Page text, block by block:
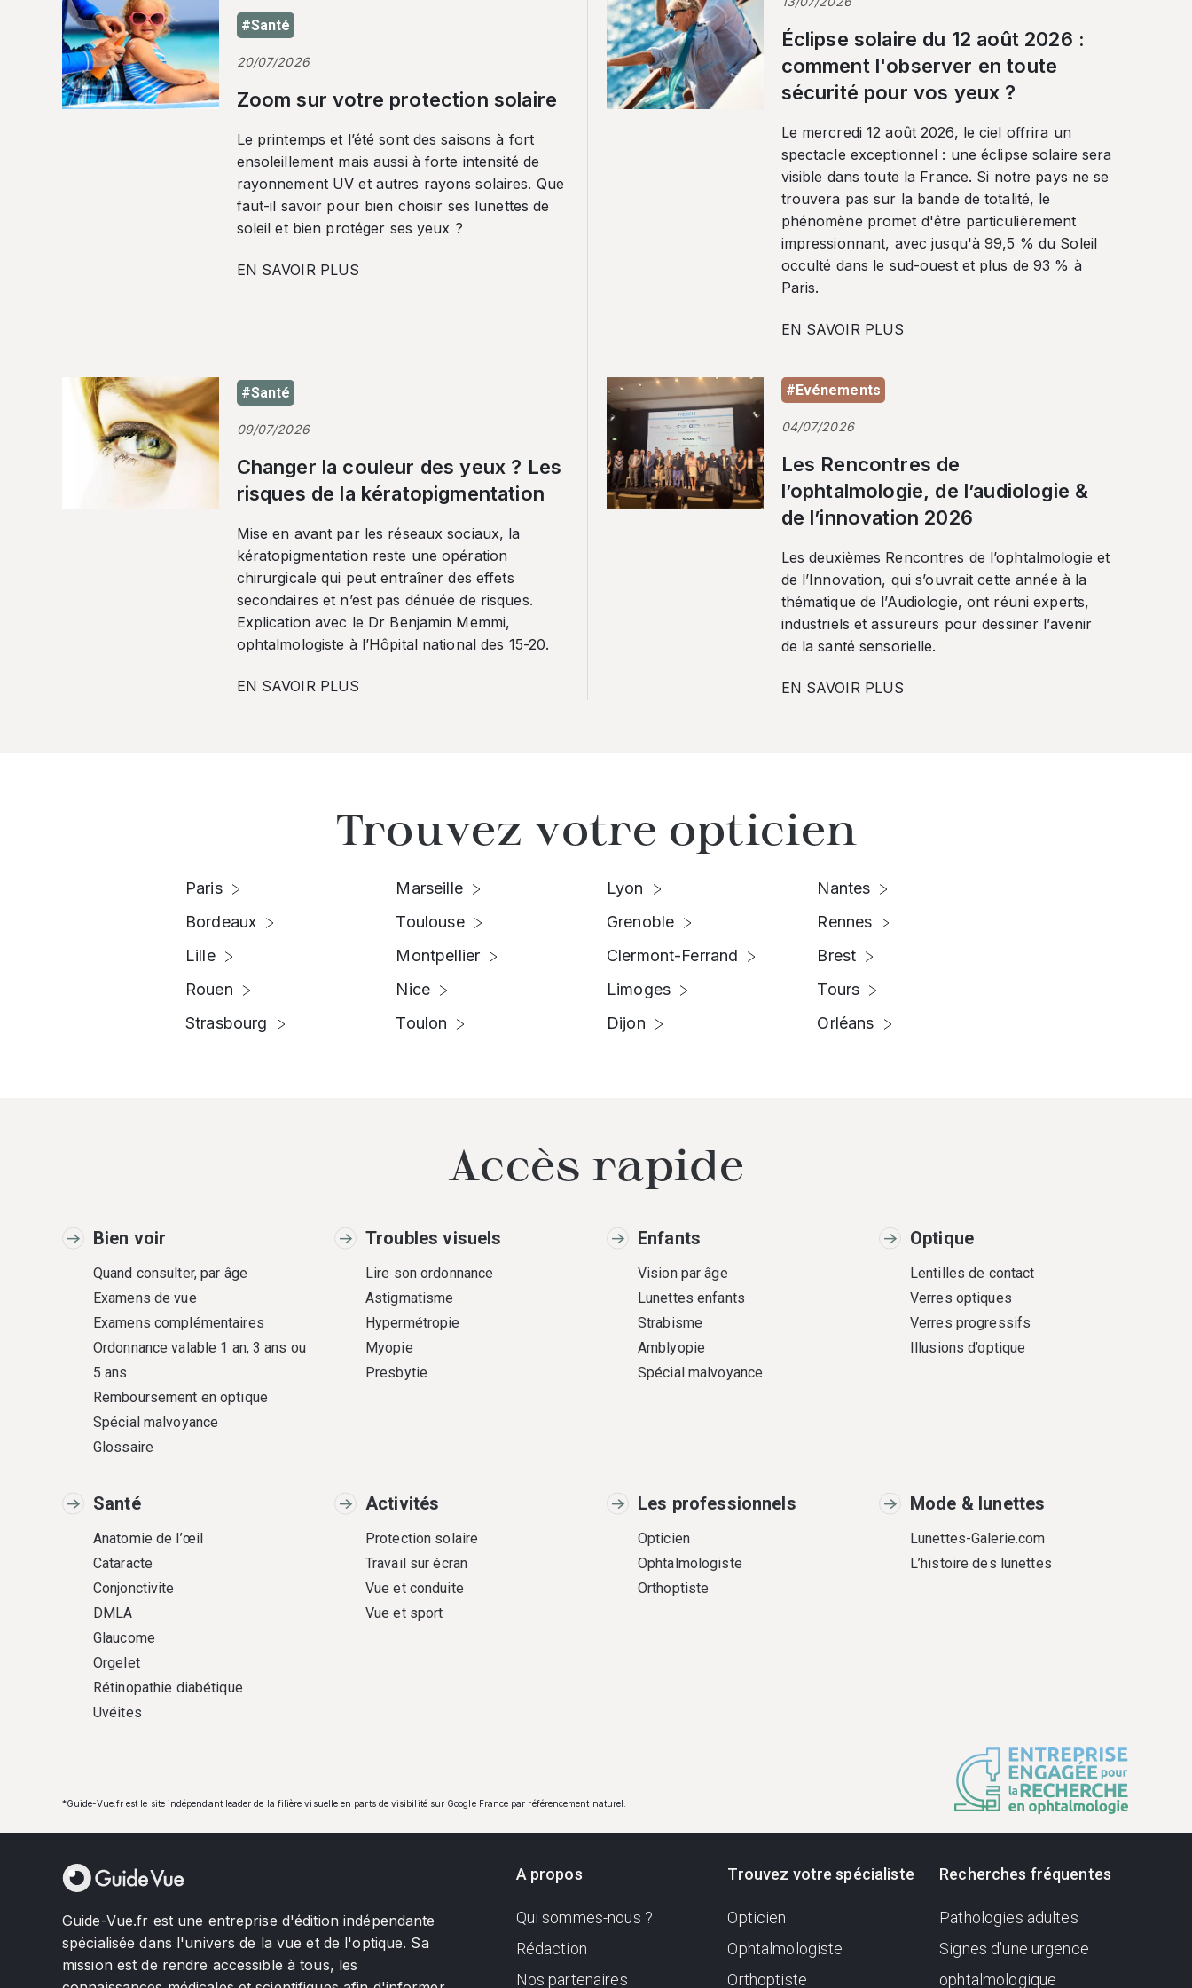
#Santé
20/07/2026
Zoom sur votre protection solaire
Le printemps et l’été sont des saisons à fort
ensoleillement mais aussi à forte intensité de
rayonnement UV et autres rayons solaires. Que
faut-il savoir pour bien choisir ses lunettes de
soleil et bien protéger ses yeux ?
EN SAVOIR PLUS
Éclipse solaire du 12 août 2026 :
comment l'observer en toute
sécurité pour vos yeux ?
Le mercredi 12 août 2026, le ciel offrira un
spectacle exceptionnel : une éclipse solaire sera
visible dans toute la France. Si notre pays ne se
trouvera pas sur la bande de totalité, le
phénomène promet d'être particulièrement
impressionnant, avec jusqu'à 99,5 % du Soleil
occulté dans le sud-ouest et plus de 93 % à
Paris.
EN SAVOIR PLUS
#Santé
09/07/2026
Changer la couleur des yeux ? Les
risques de la kératopigmentation
Mise en avant par les réseaux sociaux, la
kératopigmentation reste une opération
chirurgicale qui peut entraîner des effets
secondaires et n’est pas dénuée de risques.
Explication avec le Dr Benjamin Memmi,
ophtalmologiste à l’Hôpital national des 15-20.
EN SAVOIR PLUS
#Evénements
04/07/2026
Les Rencontres de
l’ophtalmologie, de l’audiologie &
de l’innovation 2026
Les deuxièmes Rencontres de l’ophtalmologie et
de l’Innovation, qui s’ouvrait cette année à la
thématique de l’Audiologie, ont réuni experts,
industriels et assureurs pour dessiner l’avenir
de la santé sensorielle.
EN SAVOIR PLUS
Trouvez votre opticien
Paris
Bordeaux
Lille
Rouen
Strasbourg
Marseille
Toulouse
Montpellier
Nice
Toulon
Lyon
Grenoble
Clermont-Ferrand
Limoges
Dijon
Nantes
Rennes
Brest
Tours
Orléans
Accès rapide
Bien voir
Quand consulter, par âge
Examens de vue
Examens complémentaires
Ordonnance valable 1 an, 3 ans ou
5 ans
Remboursement en optique
Spécial malvoyance
Glossaire
Troubles visuels
Lire son ordonnance
Astigmatisme
Hypermétropie
Myopie
Presbytie
Enfants
Vision par âge
Lunettes enfants
Strabisme
Amblyopie
Spécial malvoyance
Optique
Lentilles de contact
Verres optiques
Verres progressifs
Illusions d’optique
Santé
Anatomie de l’œil
Cataracte
Conjonctivite
DMLA
Glaucome
Orgelet
Rétinopathie diabétique
Uvéites
Activités
Protection solaire
Travail sur écran
Vue et conduite
Vue et sport
Les professionnels
Opticien
Ophtalmologiste
Orthoptiste
Mode & lunettes
Lunettes-Galerie.com
L’histoire des lunettes
*Guide-Vue.fr est le site indépendant leader de la filière visuelle en parts de visibilité sur Google France par référencement naturel.
Guide-Vue.fr est une entreprise d'édition indépendante
spécialisée dans l'univers de la vue et de l'optique. Sa
mission est de rendre accessible à tous, les
A propos
Qui sommes-nous ?
Rédaction
Nos partenaires
Trouvez votre spécialiste
Opticien
Ophtalmologiste
Orthoptiste
Recherches fréquentes
Pathologies adultes
Signes d'une urgence
ophtalmologique